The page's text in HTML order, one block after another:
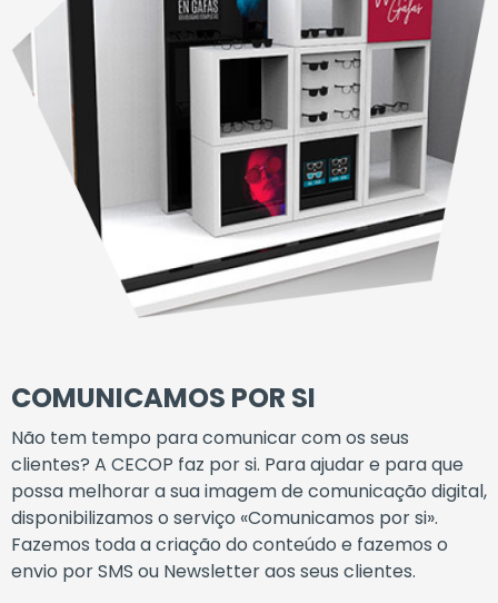
COMUNICAMOS POR SI
Não tem tempo paracomunicarcomos seus
clientes? A CECOP faz porsi. Paraajudare paraque
possa melhorarasuaimagemde comunicação digital,
disponibilizamos o serviço «Comunicamos porsi».
Fazemos todaacriação do conteúdo e fazemos o
envio porSMS ou Newsletteraos seus clientes.